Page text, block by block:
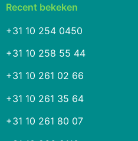
Recent bekeken
+31 10 254 0450
+31 10 258 55 44
+31 10 261 02 66
+31 10 261 35 64
+31 10 261 80 07